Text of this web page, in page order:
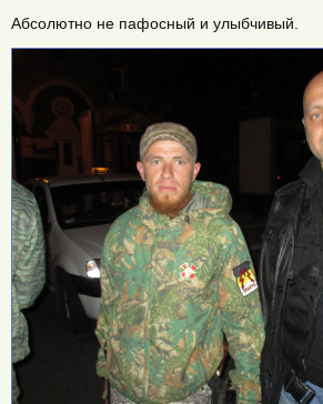
Абсолютно не пафосный и улыбчивый.